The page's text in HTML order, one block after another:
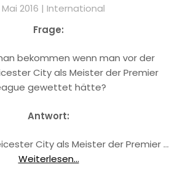
Mai 2016 | International
Frage:
bekommen wenn man vor der
City als Meister der Premier
gewettet hätte?
Antwort:
City als Meister der Premier …
Weiterlesen...